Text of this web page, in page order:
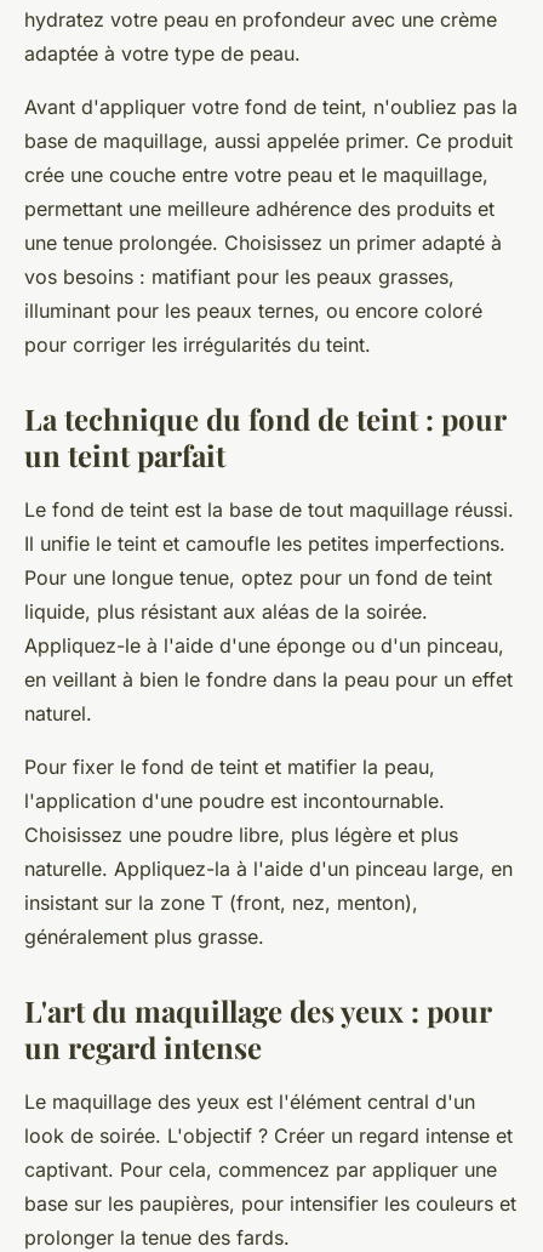
hydratez votre peau en profondeur avec une crème
adaptée à votre type de peau.
Avant d'appliquer votre fond de teint, n'oubliez pas la
base de maquillage, aussi appelée primer. Ce produit
crée une couche entre votre peau et le maquillage,
permettant une meilleure adhérence des produits et
une tenue prolongée. Choisissez un primer adapté à
vos besoins : matifiant pour les peaux grasses,
illuminant pour les peaux ternes, ou encore coloré
pour corriger les irrégularités du teint.
La technique du fond de teint : pour
un teint parfait
Le fond de teint est la base de tout maquillage réussi.
Il unifie le teint et camoufle les petites imperfections.
Pour une longue tenue, optez pour un fond de teint
liquide, plus résistant aux aléas de la soirée.
Appliquez-le à l'aide d'une éponge ou d'un pinceau,
en veillant à bien le fondre dans la peau pour un effet
naturel.
Pour fixer le fond de teint et matifier la peau,
l'application d'une poudre est incontournable.
Choisissez une poudre libre, plus légère et plus
naturelle. Appliquez-la à l'aide d'un pinceau large, en
insistant sur la zone T (front, nez, menton),
généralement plus grasse.
L'art du maquillage des yeux : pour
un regard intense
Le maquillage des yeux est l'élément central d'un
look de soirée. L'objectif ? Créer un regard intense et
captivant. Pour cela, commencez par appliquer une
base sur les paupières, pour intensifier les couleurs et
prolonger la tenue des fards.